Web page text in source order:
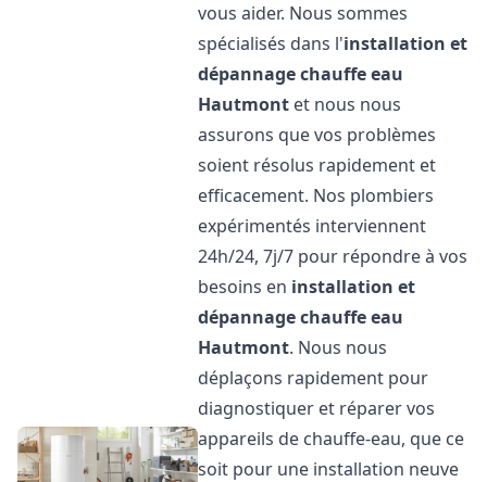
vous aider. Nous sommes
spécialisés dans l'installation et
dépannage chauffe eau
Hautmont et nous nous
assurons que vos problèmes
soient résolus rapidement et
efficacement. Nos plombiers
expérimentés interviennent
24h/24, 7j/7 pour répondre à vos
besoins en installation et
dépannage chauffe eau
Hautmont. Nous nous
déplaçons rapidement pour
diagnostiquer et réparer vos
appareils de chauffe-eau, que ce
soit pour une installation neuve